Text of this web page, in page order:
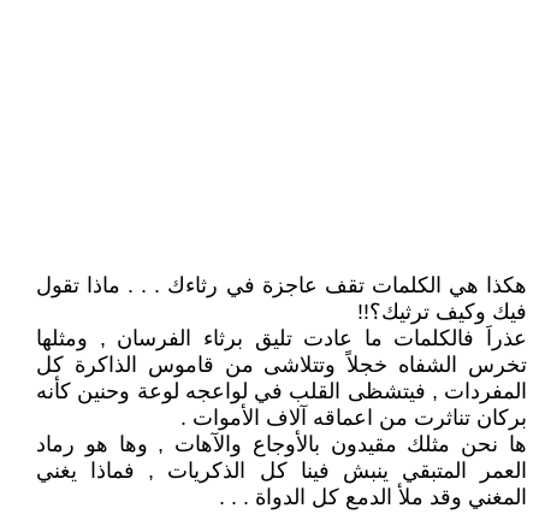
هكذا هي الكلمات تقف عاجزة في رثاءك . . . ماذا تقول
فيك وكيف ترثيك؟!!
عذراَ فالكلمات ما عادت تليق برثاء الفرسان , ومثلها
تخرس الشفاه خجلاً وتتلاشى من قاموس الذاكرة كل
المفردات , فيتشظى القلب في لواعجه لوعة وحنين كأنه
بركان تناثرت من اعماقه آلاف الأموات .
ها نحن مثلك مقيدون بالأوجاع والآهات , وها هو رماد
العمر المتبقي ينبش فينا كل الذكريات , فماذا يغني
المغني وقد ملأ الدمع كل الدواة . . .